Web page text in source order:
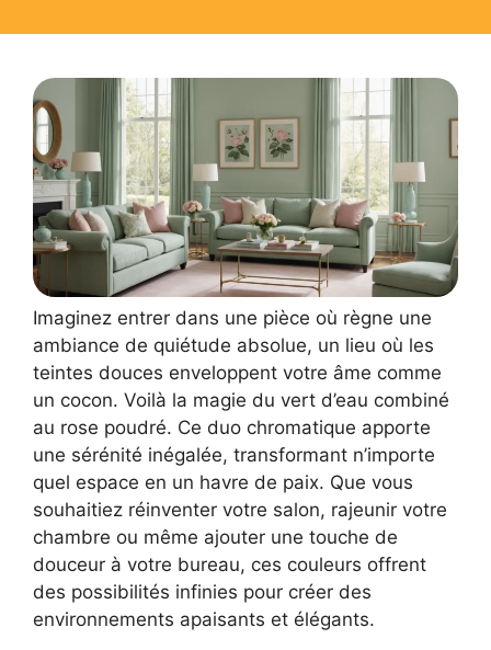
Imaginez entrer dans une pièce où règne une
ambiance de quiétude absolue, un lieu où les
teintes douces enveloppent votre âme comme
un cocon. Voilà la magie du vert d’eau combiné
au rose poudré. Ce duo chromatique apporte
une sérénité inégalée, transformant n’importe
quel espace en un havre de paix. Que vous
souhaitiez réinventer votre salon, rajeunir votre
chambre ou même ajouter une touche de
douceur à votre bureau, ces couleurs offrent
des possibilités infinies pour créer des
environnements apaisants et élégants.